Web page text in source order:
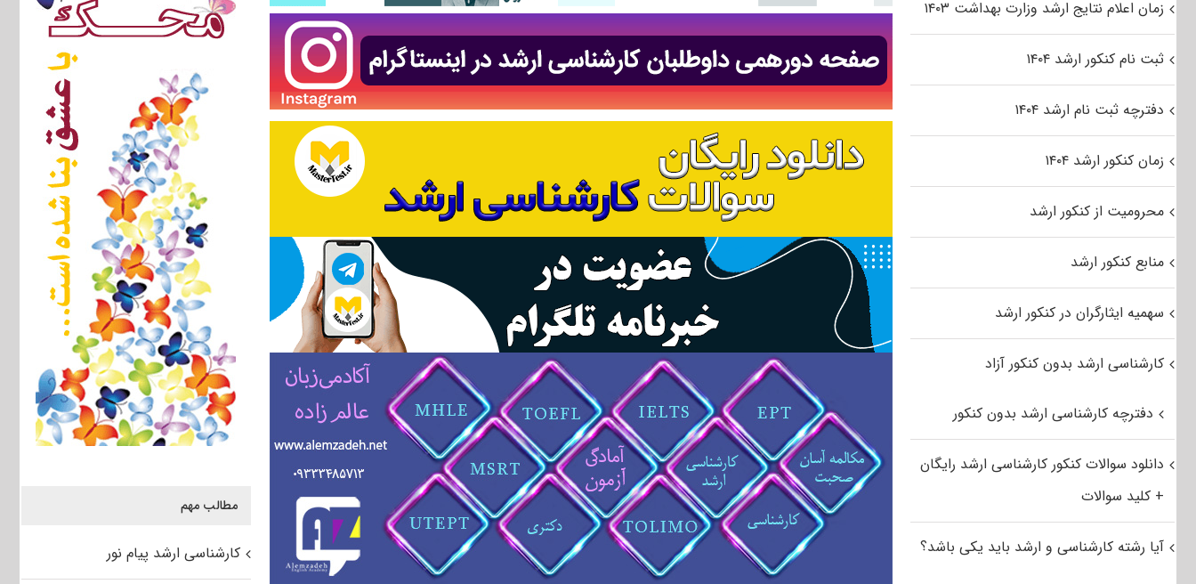
مطالب مهم
کارشناسی ارشد پیام نور
زمان اعلام نتایج ارشد وزارت بهداشت ۱۴۰۳
ثبت نام کنکور ارشد ۱۴۰۴
دفترچه ثبت نام ارشد ۱۴۰۴
زمان کنکور ارشد ۱۴۰۴
محرومیت از کنکور ارشد
منابع کنکور ارشد
سهمیه ایثارگران در کنکور ارشد
کارشناسی ارشد بدون کنکور آزاد
دفترچه کارشناسی ارشد بدون کنکور
دانلود سوالات کنکور کارشناسی ارشد رایگان
+ کلید سوالات
آیا رشته کارشناسی و ارشد باید یکی باشد؟